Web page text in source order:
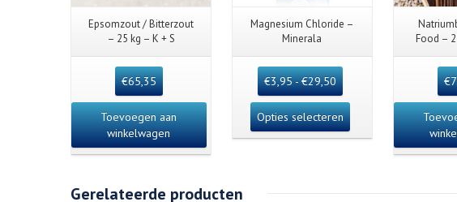
Epsomzout / Bitterzout
– 25 kg – K + S
€65,35
Toevoegen aan
winkelwagen
Magnesium Chloride –
Minerala
€3,95- €29,50
Opties selecteren
Food –
€
Gerelateerde producten